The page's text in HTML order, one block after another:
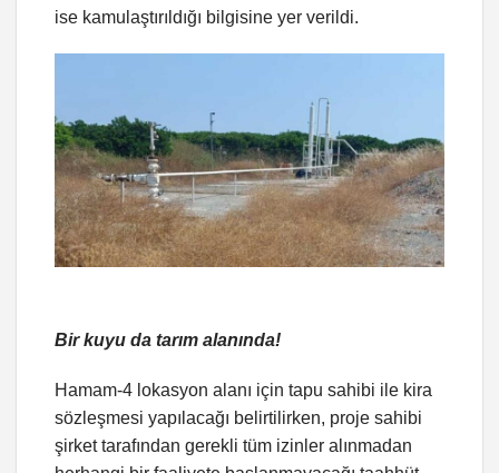
ise kamulaştırıldığı bilgisine yer verildi.
Bir kuyu da tarım alanında!
Hamam-4 lokasyon alanı için tapu sahibi ile kira
sözleşmesi yapılacağı belirtilirken, proje sahibi
şirket tarafından gerekli tüm izinler alınmadan